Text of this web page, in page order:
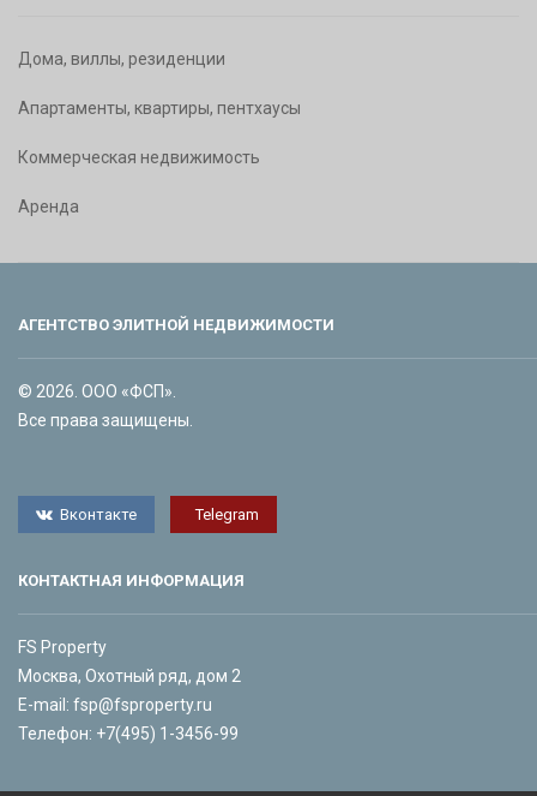
Дома, виллы, резиденции
Апартаменты, квартиры, пентхаусы
Коммерческая недвижимость
Аренда
АГЕНТСТВО ЭЛИТНОЙ НЕДВИЖИМОСТИ
© 2026. ООО «ФСП».
Все права защищены.
Вконтакте Telegram
КОНТАКТНАЯ ИНФОРМАЦИЯ
FS Property
Москва, Охотный ряд, дом 2
E-mail: fsp@fsproperty.ru
Телефон: +7(495) 1-3456-99